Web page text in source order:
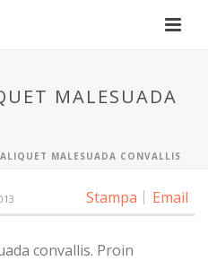
MALESUADA
MALESUADA CONVALLIS
Stampa Email
convallis. Proin